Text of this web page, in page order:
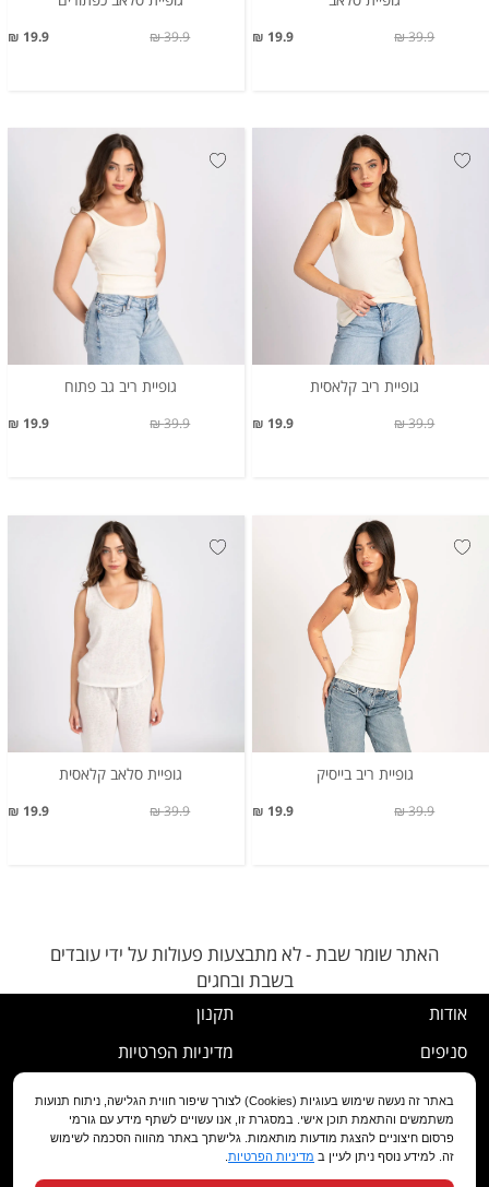
19.9 ₪ 39.9 ₪
19.9 ₪ 39.9 ₪
גופיית ריב קלאסית
19.9 ₪ 39.9 ₪
גופיית ריב גב פתוח
19.9 ₪ 39.9 ₪
גופיית ריב בייסיק
19.9 ₪ 39.9 ₪
גופיית סלאב קלאסית
19.9 ₪ 39.9 ₪
האתר שומר שבת - לא מתבצעות פעולות על ידי עובדים
בשבת ובחגים
אודות
סניפים
שירות לקוחות
מועדון לקוחות
תקנון
מדיניות הפרטיות
נוהל ביטול עסקה
מדיניות החלפה/החזרה/ביטול
הצהרת נגישות
באתר זה נעשה שימוש בעוגיות (Cookies) לצורך שיפור חווית הגלישה, ניתוח תנועות
משתמשים והתאמת תוכן אישי. במסגרת זו, אנו עשויים לשתף מידע עם גורמי
פרסום חיצוניים להצגת מודעות מותאמות. גלישתך באתר מהווה הסכמה לשימוש
זה. למידע נוסף ניתן לעיין ב מדיניות הפרטיות